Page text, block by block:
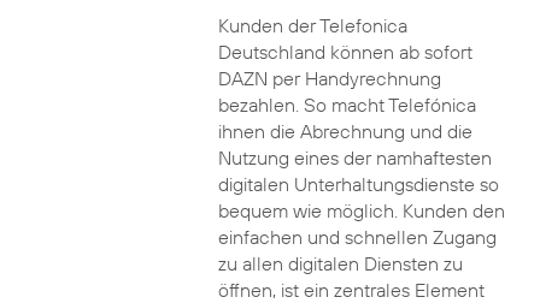
Kunden der Telefonica
Deutschland können ab sofort
DAZN per Handyrechnung
bezahlen. So macht Telefónica
ihnen die Abrechnung und die
Nutzung eines der namhaftesten
digitalen Unterhaltungsdienste so
bequem wie möglich. Kunden den
einfachen und schnellen Zugang
zu allen digitalen Diensten zu
öffnen, ist ein zentrales Element